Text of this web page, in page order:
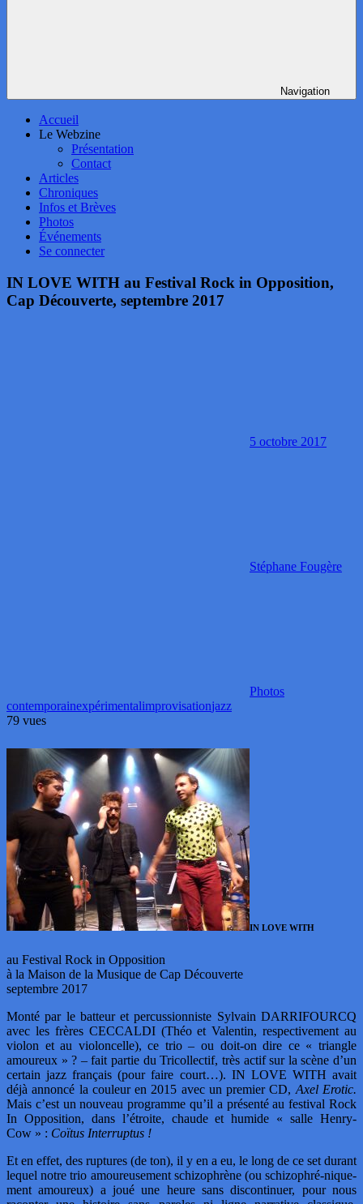
Navigation
Accueil
Le Webzine
Présentation
Contact
Articles
Chroniques
Infos et Brèves
Photos
Événements
Se connecter
IN LOVE WITH au Festival Rock in Opposition,
Cap Découverte, septembre 2017
5 octobre 2017
Stéphane Fougère
Photos
contemporainexpérimentalimprovisationjazz
79 vues
IN LOVE WITH
au Festival Rock in Opposition
à la Maison de la Musique de Cap Découverte
septembre 2017
Monté par le batteur et percussionniste Sylvain DARRIFOURCQ
avec les frères CECCALDI (Théo et Valentin, respectivement au
violon et au violoncelle), ce trio – ou doit-on dire ce « triangle
amoureux » ? – fait partie du Tricollectif, très actif sur la scène d’un
certain jazz français (pour faire court…). IN LOVE WITH avait
déjà annoncé la couleur en 2015 avec un premier CD, Axel Erotic.
Mais c’est un nouveau programme qu’il a présenté au festival Rock
In Opposition, dans l’étroite, chaude et humide « salle Henry-
Cow » : Coïtus Interruptus !
Et en effet, des ruptures (de ton), il y en a eu, le long de ce set durant
lequel notre trio amoureusement schizophrène (ou schizophré-nique-
ment amoureux) a joué une heure sans discontinuer, pour nous